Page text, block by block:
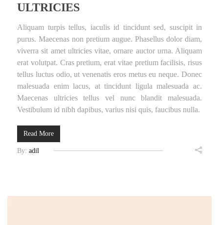
ULTRICIES
Aliquam turpis tellus, iaculis id tincidunt sed, suscipit in
purus. Maecenas non pretium augue. Phasellus dolor diam,
viverra sit amet ultricies vitae, ornare auctor urna. Aliquam
erat volutpat. Cras pretium, erat vitae pretium facilisis, risus
tellus luctus odio, ut venenatis eros metus eu neque. Donec
malesuada enim lacus, at tincidunt ligula malesuada ac.
Maecenas ultricies tellus vel nunc blandit malesuada.
Vestibulum id nibh dapibus, varius nisi quis, faucibus nulla.
Read More
By: adil